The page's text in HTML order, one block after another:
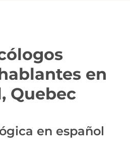
en
Quebec
en español